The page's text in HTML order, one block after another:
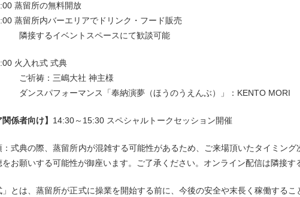
蒸留所の無料開放
蒸留所内バーエリアでドリンク・フード販売
イベントスペースにて歓談可能
火入れ式 式典
：三嶋大社 神主様
フォーマンス「奉納演夢（ほうのうえんぶ）」：KENTO MORI
関係者向け】 14:30～15:30 スペシャルトークセッション開催
式典の際、蒸留所内が混雑する可能性があるため、ご来場頂いたタイミン
をお願いする可能性が御座います。ご了承ください。オンライン配信は隣接す
」とは、蒸留所が正式に操業を開始する前に、今後の安全や末長く稼働する